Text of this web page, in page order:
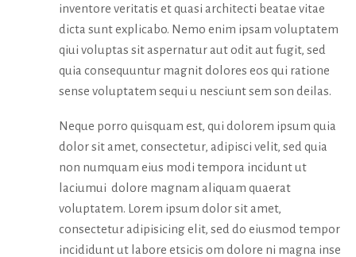
inventore veritatis et quasi architecti beatae vitae
dicta sunt explicabo. Nemo enim ipsam voluptatem
qiui voluptas sit aspernatur aut odit aut fugit, sed
quia consequuntur magnit dolores eos qui ratione
sense voluptatem sequi u nesciunt sem son deilas.
Neque porro quisquam est, qui dolorem ipsum quia
dolor sit amet, consectetur, adipisci velit, sed quia
non numquam eius modi tempora incidunt ut
laciumui dolore magnam aliquam quaerat
voluptatem. Lorem ipsum dolor sit amet,
consectetur adipisicing elit, sed do eiusmod tempor
incididunt ut labore etsicis om dolore ni magna inse